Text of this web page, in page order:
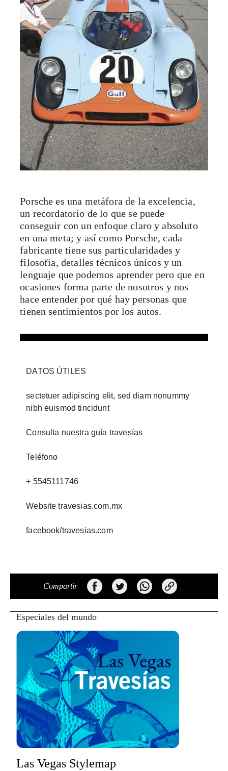
Porsche es una metáfora de la excelencia,
un recordatorio de lo que se puede
conseguir con un enfoque claro y absoluto
en una meta; y así como Porsche, cada
fabricante tiene sus particularidades y
filosofía, detalles técnicos únicos y un
lenguaje que podemos aprender pero que en
ocasiones forma parte de nosotros y nos
hace entender por qué hay personas que
tienen sentimientos por los autos.
DATOS ÚTILES
sectetuer adipiscing elit, sed diam nonummy
nibh euismod tincidunt
Consulta nuestra guía travesías
Teléfono
+ 5545111746
Website travesias.com.mx
facebook/travesias.com
Compartir
Especiales del mundo
Las Vegas Stylemap